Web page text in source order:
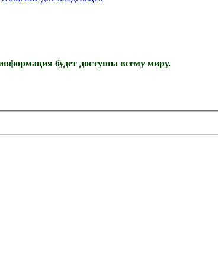
будет доступна всему миру.